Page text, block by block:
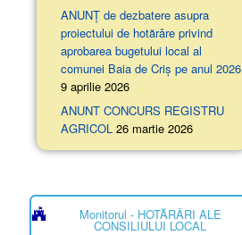
ANUNȚ de dezbatere asupra
proiectului de hotărâre privind
aprobarea bugetului local al
comunei Baia de Criș pe anul 2026
9 aprilie 2026
ANUNT CONCURS REGISTRU
AGRICOL 26 martie 2026
Monitorul - HOTĂRÂRI ALE
CONSILIULUI LOCAL